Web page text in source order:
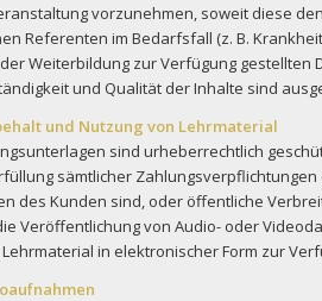
vorzunehmen, soweit diese
Referenten im Bedarfsfall (z. B.
Weiterbildung zur Verfügung
und Qualität der Inhalte sind
und Nutzung von Lehrmaterial
sind urheberrechtlich
sämtlicher
des Kunden sind, oder öffentliche
Veröffentlichung von Audio- oder
in elektronischer Form zur